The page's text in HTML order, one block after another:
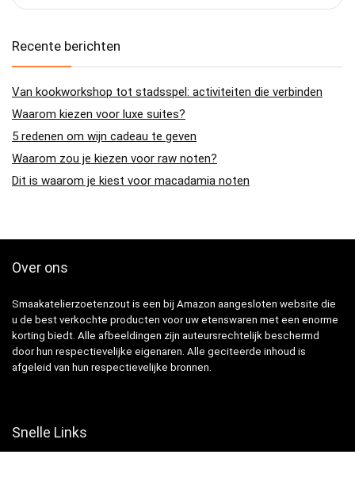
Recente berichten
Van kookworkshop tot stadsspel: activiteiten die verbinden
Waarom kiezen voor luxe suites?
5 redenen om wijn cadeau te geven
Waarom zou je kiezen voor raw noten?
Dit is waarom je kiest voor macadamia noten
Over ons
Smaakatelierzoetenzout is een bij Amazon aangesloten website die
u de best verkochte producten voor uw etenswaren met een enorme
korting biedt. Alle afbeeldingen zijn auteursrechtelijk beschermd
door hun respectievelijke eigenaren. Alle geciteerde inhoud is
afgeleid van hun respectievelijke bronnen.
Snelle Links